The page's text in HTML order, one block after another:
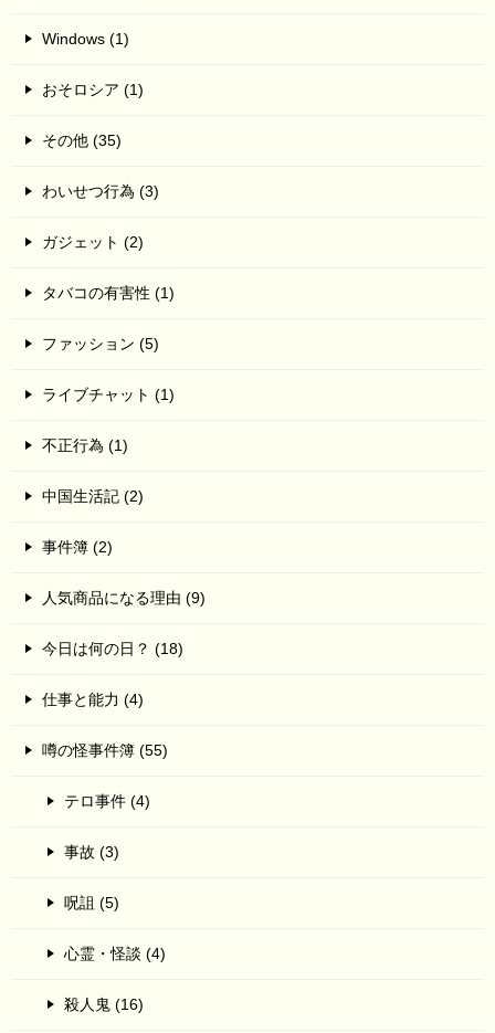
Windows (1)
おそロシア (1)
その他 (35)
わいせつ行為 (3)
ガジェット (2)
タバコの有害性 (1)
ファッション (5)
ライブチャット (1)
不正行為 (1)
中国生活記 (2)
事件簿 (2)
人気商品になる理由 (9)
今日は何の日？ (18)
仕事と能力 (4)
噂の怪事件簿 (55)
テロ事件 (4)
事故 (3)
呪詛 (5)
心霊・怪談 (4)
殺人鬼 (16)